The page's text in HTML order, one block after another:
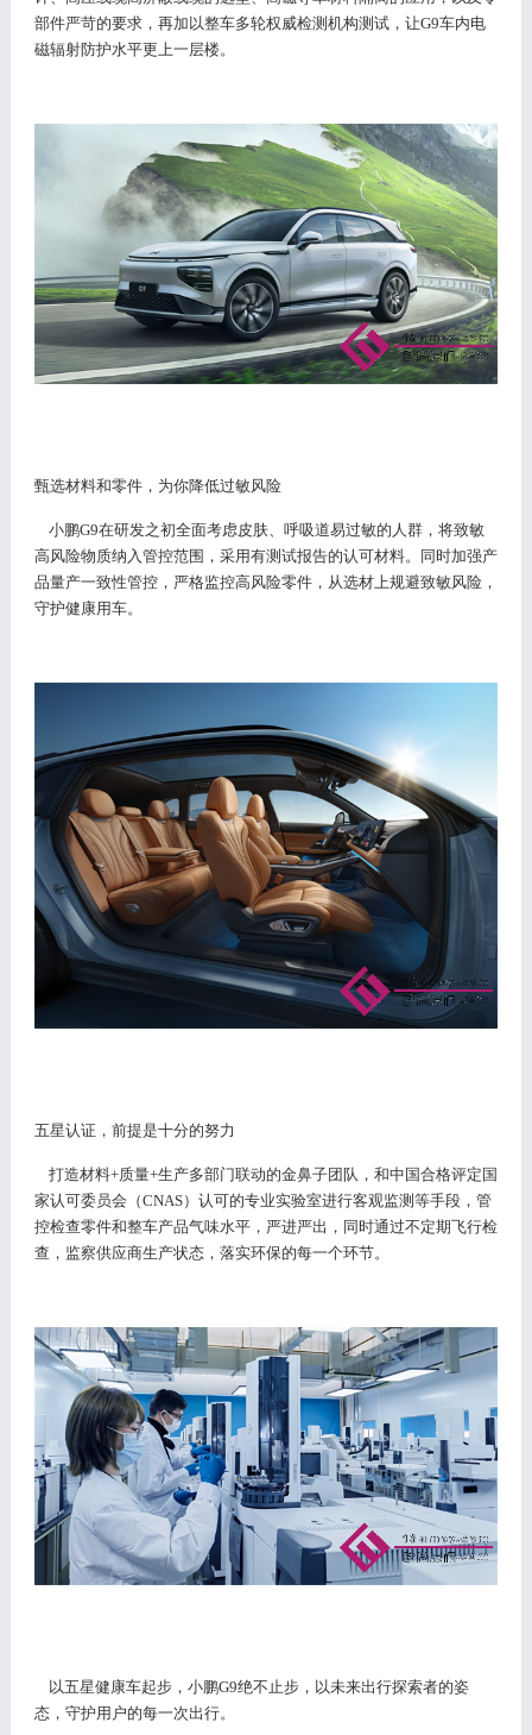
部件严苛的要求，再加以整车多轮权威检测机构测试，让G9车内电
磁辐射防护水平更上一层楼。
甄选材料和零件，为你降低过敏风险
小鹏G9在研发之初全面考虑皮肤、呼吸道易过敏的人群，将致敏
高风险物质纳入管控范围，采用有测试报告的认可材料。同时加强产
品量产一致性管控，严格监控高风险零件，从选材上规避致敏风险，
守护健康用车。
五星认证，前提是十分的努力
打造材料+质量+生产多部门联动的金鼻子团队，和中国合格评定国
家认可委员会 （CNAS）认可的专业实验室进行客观监测等手段，管
控检查零件和整车产品气味水平，严进严出，同时通过不定期飞行检
查，监察供应商生产状态，落实环保的每一个环节。
以五星健康车起步，小鹏G9绝不止步，以未来出行探索者的姿
态，守护用户的每一次出行。